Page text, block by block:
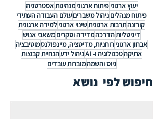
יעוץ ארגוניפיתוח ארגונימנהיגותאסטרטגיה
פיתוח מנהליםניהול משבריםעולם העבודה העתידי
קורונהתרבות ארגוניתשינוי ארגונילמידה ארגונית
דיגיטליותהדרכהמדידה וסקריםמשאבי אנוש
אבחון ארגונירוחניות, מדיטציה, מיינפולנסמוטיבציה
אתיקהטכנולוגיה ו- AI ניהול ידעהנחיית קבוצות
גיוס והשמהמוברות עובדים
חיפוש לפי נושא